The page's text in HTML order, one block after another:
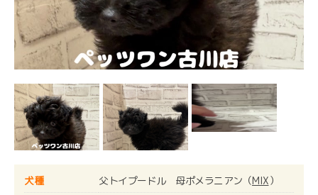
犬種 父トイプードル 母ポメラニアン（MIX）